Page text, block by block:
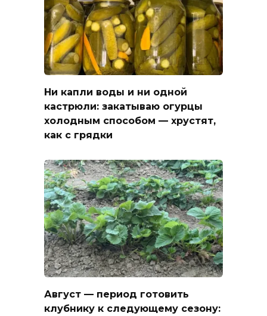
Ни капли воды и ни одной
кастрюли: закатываю огурцы
холодным способом — хрустят,
как с грядки
Август — период готовить
клубнику к следующему сезону: